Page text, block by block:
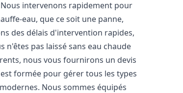
Nous intervenons rapidement pour
eau, que ce soit une panne,
des délais d'intervention rapides,
n'êtes pas laissé sans eau chaude
nous vous fournirons un devis
formée pour gérer tous les types
Nous sommes équipés